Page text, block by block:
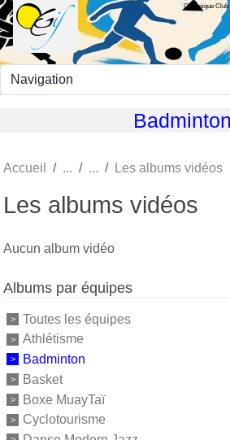
Olympique
Badminton
Accueil Les albums vidéos
Les albums vidéos
Aucun album vidéo
Albums par équipes
Toutes les équipes
Athlétisme
Badminton
Basket
Boxe MuayTaï
Cyclotourisme
Panneau de gestion des cookies